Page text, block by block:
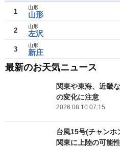
1 山形
山形
2 左沢
山形
3 新庄
山形
最新のお天気ニュース
関東や東海、近畿
の変化に注意
2026.08.10 07:15
台風15号(チャン
関東に上陸の可能性